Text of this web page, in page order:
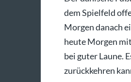
dem Spielfeld
Morgen danach
heute Morgen
bei guter Laune.
zurückkehren